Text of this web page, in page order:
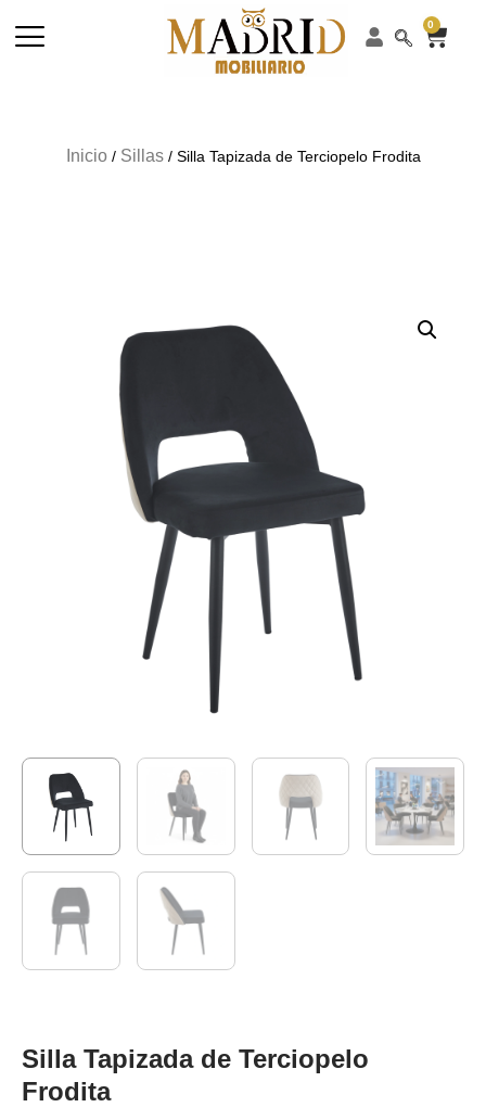
0
Inicio/ Sillas/ Silla Tapizada de Terciopelo Frodita
Silla Tapizada de Terciopelo
Frodita